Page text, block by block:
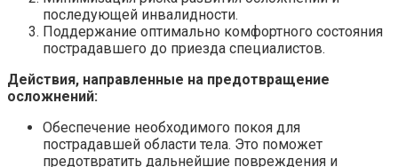
последующей инвалидности.
Поддержание оптимально комфортного состояния
пострадавшего до приезда специалистов.
Действия, направленные на предотвращение
осложнений:
Обеспечение необходимого покоя для
пострадавшей области тела. Это поможет
предотвратить дальнейшие повреждения и